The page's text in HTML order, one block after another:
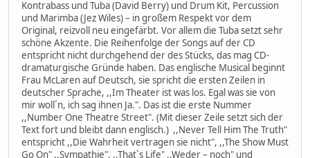
Kontrabass und Tuba (David Berry) und Drum Kit, Percussion
und Marimba (Jez Wiles) – in großem Respekt vor dem
Original, reizvoll neu eingefärbt. Vor allem die Tuba setzt sehr
schöne Akzente. Die Reihenfolge der Songs auf der CD
entspricht nicht durchgehend der des Stücks, das mag CD-
dramaturgische Gründe haben. Das englische Musical beginnt
Frau McLaren auf Deutsch, sie spricht die ersten Zeilen in
deutscher Sprache, ,,Im Theater ist was los. Egal was sie von
mir woll´n, ich sag ihnen Ja.". Das ist die erste Nummer
,,Number One Theatre Street". (Mit dieser Zeile setzt sich der
Text fort und bleibt dann englisch.) ,,Never Tell Him The Truth"
entspricht ,,Die Wahrheit vertragen sie nicht", ,,The Show Must
Go On" ,,Sympathie", ,,That`s Life" ,,Weder – noch" und